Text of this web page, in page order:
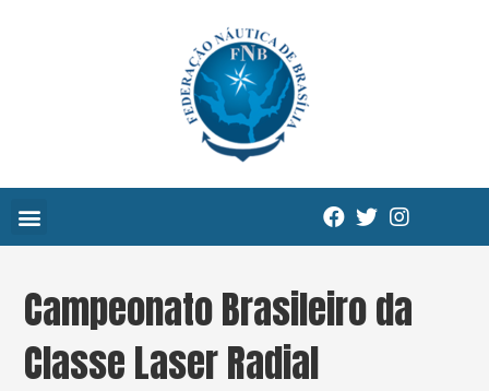
Campeonato Brasileiro da
Classe Laser Radial